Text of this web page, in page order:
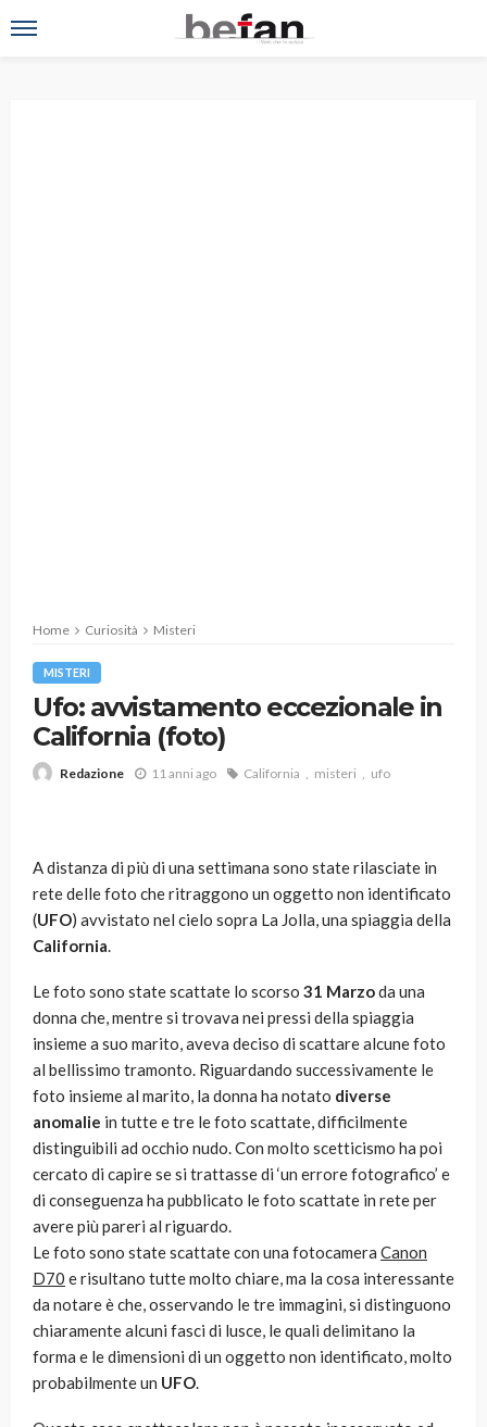
Home Curiosità Misteri
MISTERI
Ufo: avvistamento eccezionale in
California (foto)
Redazione 11 anni ago California misteri ufo
A distanza di più di una settimana sono state rilasciate in
rete delle foto che ritraggono un oggetto non identificato
(UFO) avvistato nel cielo sopra La Jolla, una spiaggia della
California.
Le foto sono state scattate lo scorso 31 Marzoda una
donna che, mentre si trovava nei pressi della spiaggia
insieme a suo marito, aveva deciso di scattare alcune foto
al bellissimo tramonto. Riguardando successivamente le
foto insieme al marito, la donna ha notato diverse
anomalie in tutte e tre le foto scattate, difficilmente
distinguibili ad occhio nudo. Con molto scetticismo ha poi
cercato di capire se si trattasse di ‘un errore fotografico’ e
di conseguenza ha pubblicato le foto scattate in rete per
avere più pareri al riguardo.
Le foto sono state scattate con una fotocamera Canon
D70 e risultano tutte molto chiare, ma la cosa interessante
da notare è che, osservando le tre immagini, si distinguono
chiaramente alcuni fasci di lusce, le quali delimitano la
forma e le dimensioni di un oggetto non identificato, molto
probabilmente un UFO.